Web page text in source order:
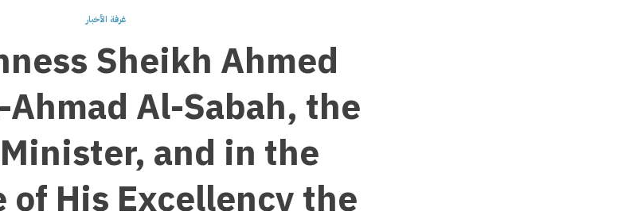
غرفة الأخبار
Sheikh Ahmed
Al-Sabah, the
and in the
of His Excellency the